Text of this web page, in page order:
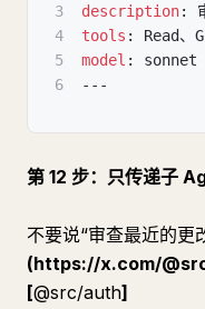
3
description:
4
tools :
Read、
5
model :
sonnet
6
---
第 12 步：只传递子
不要说“审查最近的更
(https://x.com/
[@src/auth]